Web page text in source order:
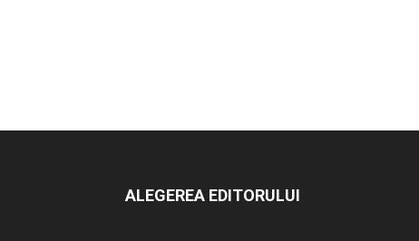
ALEGEREA EDITORULUI